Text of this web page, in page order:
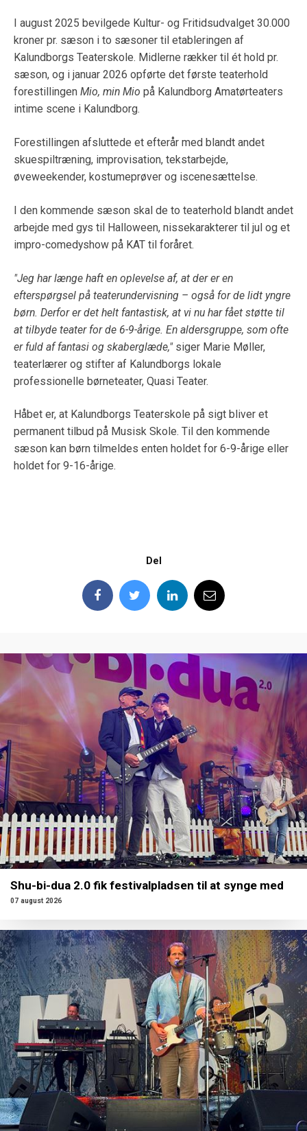
I august 2025 bevilgede Kultur- og Fritidsudvalget 30.000
kroner pr. sæson i to sæsoner til etableringen af
Kalundborgs Teaterskole. Midlerne rækker til ét hold pr.
sæson, og i januar 2026 opførte det første teaterhold
forestillingen Mio, min Mio på Kalundborg Amatørteaters
intime scene i Kalundborg.
Forestillingen afsluttede et efterår med blandt andet
skuespiltræning, improvisation, tekstarbejde,
øveweekender, kostumeprøver og iscenesættelse.
I den kommende sæson skal de to teaterhold blandt andet
arbejde med gys til Halloween, nissekarakterer til jul og et
impro-comedyshow på KAT til foråret.
"Jeg har længe haft en oplevelse af, at der er en
efterspørgsel på teaterundervisning – også for de lidt yngre
børn. Derfor er det helt fantastisk, at vi nu har fået støtte til
at tilbyde teater for de 6-9-årige. En aldersgruppe, som ofte
er fuld af fantasi og skaberglæde,"siger Marie Møller,
teaterlærer og stifter af Kalundborgs lokale
professionelle børneteater, Quasi Teater.
Håbet er, at Kalundborgs Teaterskole på sigt bliver et
permanent tilbud på Musisk Skole. Til den kommende
sæson kan børn tilmeldes enten holdet for 6-9-årige eller
holdet for 9-16-årige.
Del
Shu-bi-dua 2.0 fik festivalpladsen til at synge med
07 august 2026